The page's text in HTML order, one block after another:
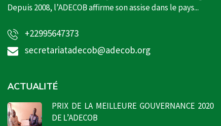
Depuis 2008, l’ADECOB affirme son assise dans le pays...
+22995647373
secretariatadecob@adecob.org
ACTUALITÉ
PRIX DE LA MEILLEURE GOUVERNANCE 2020
DE L’ADECOB